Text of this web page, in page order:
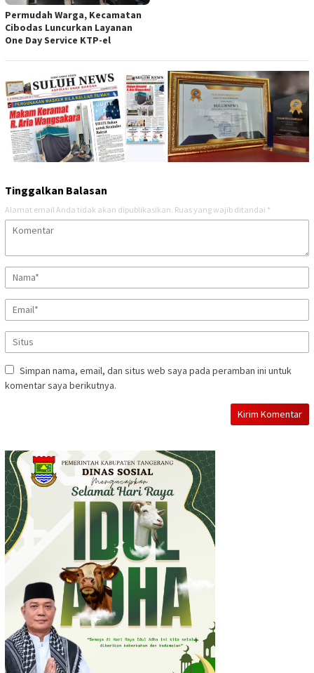
Permudah Warga, Kecamatan
Cibodas Luncurkan Layanan
One Day Service KTP-el
Tinggalkan Balasan
Alamat email Anda tidak akan dipublikasikan. Ruas yang wajib ditandai *
Simpan nama, email, dan situs web saya pada peramban ini untuk
komentar saya berikutnya.